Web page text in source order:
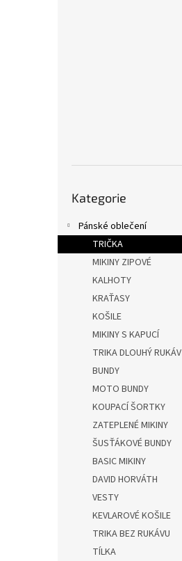
kategorie
Kategorie
Pánské oblečení
TRIČKA
MIKINY ZIPOVÉ
KALHOTY
KRAŤASY
KOŠILE
MIKINY S KAPUCÍ
TRIKA DLOUHÝ RUKÁV
BUNDY
MOTO BUNDY
KOUPACÍ ŠORTKY
ZATEPLENÉ MIKINY
ŠUSŤÁKOVÉ BUNDY
BASIC MIKINY
DAVID HORVÁTH
VESTY
KEVLAROVÉ KOŠILE
TRIKA BEZ RUKÁVU
TÍLKA